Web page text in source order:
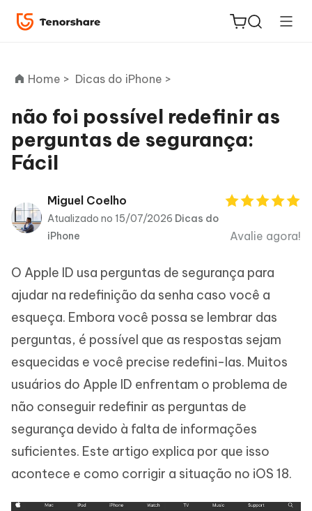
ReiBoot
for iOS
PDNob
PDF
Editor
Novo
iAnyGo
Home > Dicas do iPhone >
não foi possível redefinir as
perguntas de segurança:
Fácil
Miguel Coelho
Atualizado no 15/07/2026 Dicas do
iPhone
Avalie agora!
O Apple ID usa perguntas de segurança para
ajudar na redefinição da senha caso você a
esqueça. Embora você possa se lembrar das
perguntas, é possível que as respostas sejam
esquecidas e você precise redefini-las. Muitos
usuários do Apple ID enfrentam o problema de
não conseguir redefinir as perguntas de
segurança devido à falta de informações
suficientes. Este artigo explica por que isso
acontece e como corrigir a situação no iOS 18.